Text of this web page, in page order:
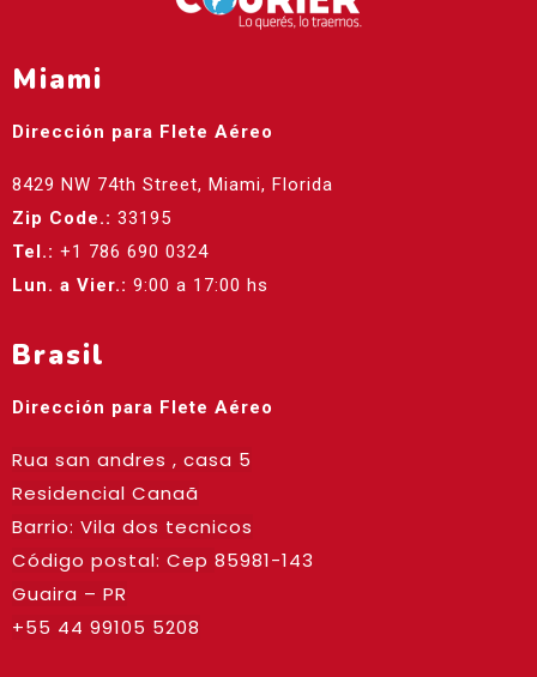
Miami
Dirección para Flete Aéreo
8429 NW 74th Street, Miami, Florida
Zip Code.: 33195
Tel.: +1 786 690 0324
Lun. a Vier.: 9:00 a 17:00 hs
Brasil
Dirección para Flete Aéreo
Rua san andres , casa 5
Residencial Canaã
Barrio: Vila dos tecnicos
Código postal: Cep 85981-143
Guaira – PR
+55 44 99105 5208